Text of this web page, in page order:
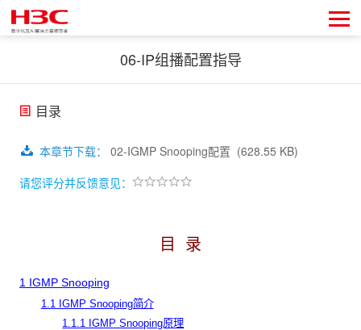
06-IP组播配置指导
目录
本章节下载： 02-IGMP Snooping配置 (628.55 KB)
请您评分并反馈意见：
目 录
1 IGMP Snooping
1.1 IGMP Snooping简介
1.1.1 IGMP Snooping原理